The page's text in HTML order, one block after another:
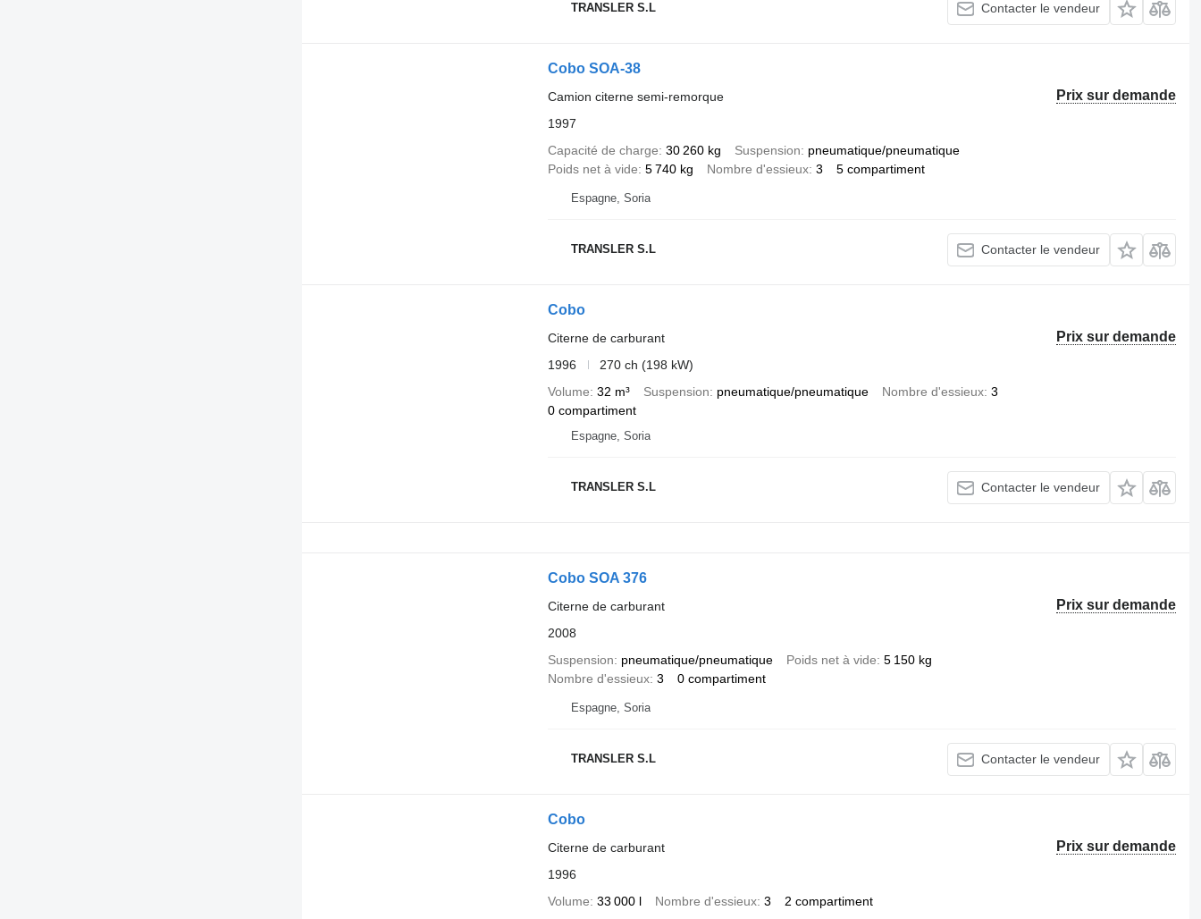
TRANSLER S.L Contacter le vendeur
Cobo SOA-38
Prix sur demande
Camion citerne semi-remorque
1997
Capacité de charge 30 260 kg Suspension
pneumatique/pneumatique
Poids net à vide 5 740 kg Nombre d'essieux 3 5 compartiment
Espagne, Soria
TRANSLER S.L Contacter le vendeur
Cobo
Prix sur demande
Citerne de carburant
1996
270 ch (198 kW)
Volume 32 m³ Suspension pneumatique/pneumatique Nombre d'essieux 3
0 compartiment
Espagne, Soria
TRANSLER S.L Contacter le vendeur
Cobo SOA 376
Prix sur demande
Citerne de carburant
2008
Suspension
pneumatique/pneumatique Poids net à vide 5 150 kg
Nombre d'essieux 3 0 compartiment
Espagne, Soria
TRANSLER S.L Contacter le vendeur
Cobo
Prix sur demande
Citerne de carburant
1996
Volume 33 000 l Nombre d'essieux 3 2 compartiment